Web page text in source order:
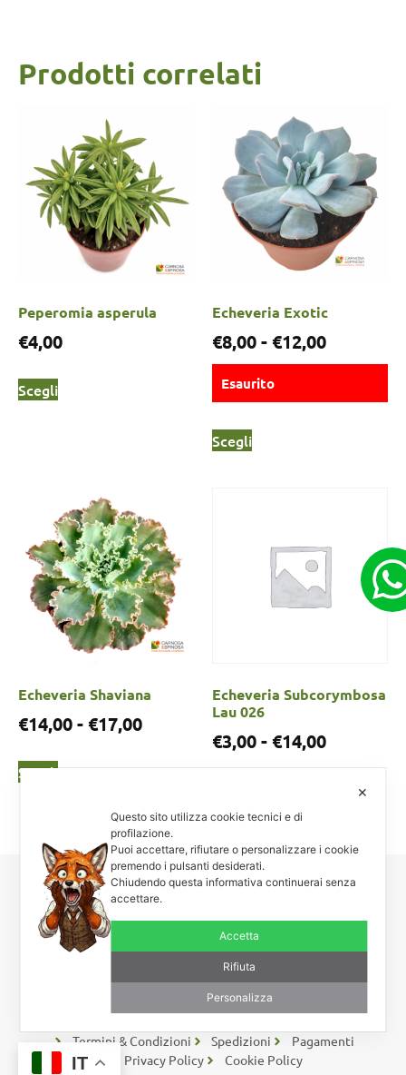
Prodotti correlati
Peperomia asperula
€4,00
Scegli
Echeveria Exotic
€8,00- €12,00
Esaurito
Scegli
Echeveria Shaviana
€14,00- €17,00
Scegli
Echeveria Subcorymbosa
Lau 026
€3,00- €14,00
Carnosa & Spinosa
Piante grasse, succulente e cactacee – Via Teodora Bresciani, 40 –
25080 Manerba BS – P.I. 04796900985 – Tel/Fax +39 0365
654261
Termini & Condizioni
Spedizioni
Pagamenti
Privacy Policy
Cookie Policy
IT
✕
Questo sito utilizza cookie tecnici e di
profilazione.
Puoi accettare, rifiutare o personalizzare i cookie
premendo i pulsanti desiderati.
Chiudendo questa informativa continuerai senza
accettare.
Accetta
Rifiuta
Personalizza